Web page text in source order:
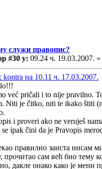
служи правопис?
#30 у: 09.24 ч. 19.03.2007. »
на 10.11 ч. 17.03.2007.
već pričali i to nije pravilno.
Niti je čitko, niti te ikako štiti
i proveri ako ne veruješ
ipak čini da je Pravopis
правилно заиста нисам
прочитао сам већ био тему
дакле онако како је мени